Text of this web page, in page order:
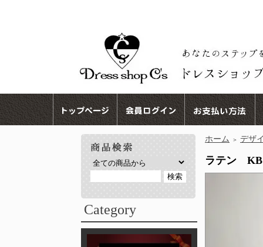
Category
ホーム ＞ デザ
ラテン KB